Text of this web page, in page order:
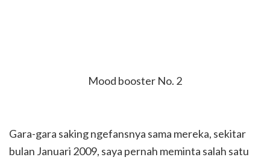
Mood booster No. 2
Gara-gara saking ngefansnya sama mereka, sekitar
bulan Januari 2009, saya pernah meminta salah satu